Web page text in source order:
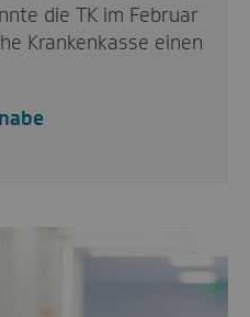
die TK im Februar
Krankenkasse einen